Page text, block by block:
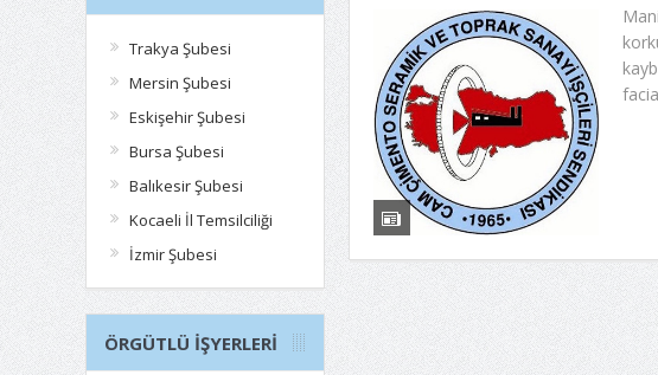
Trakya Şubesi
Mersin Şubesi
Eskişehir Şubesi
Bursa Şubesi
Balıkesir Şubesi
Kocaeli İl Temsilciliği
İzmir Şubesi
ÖRGÜTLÜ İŞYERLERI